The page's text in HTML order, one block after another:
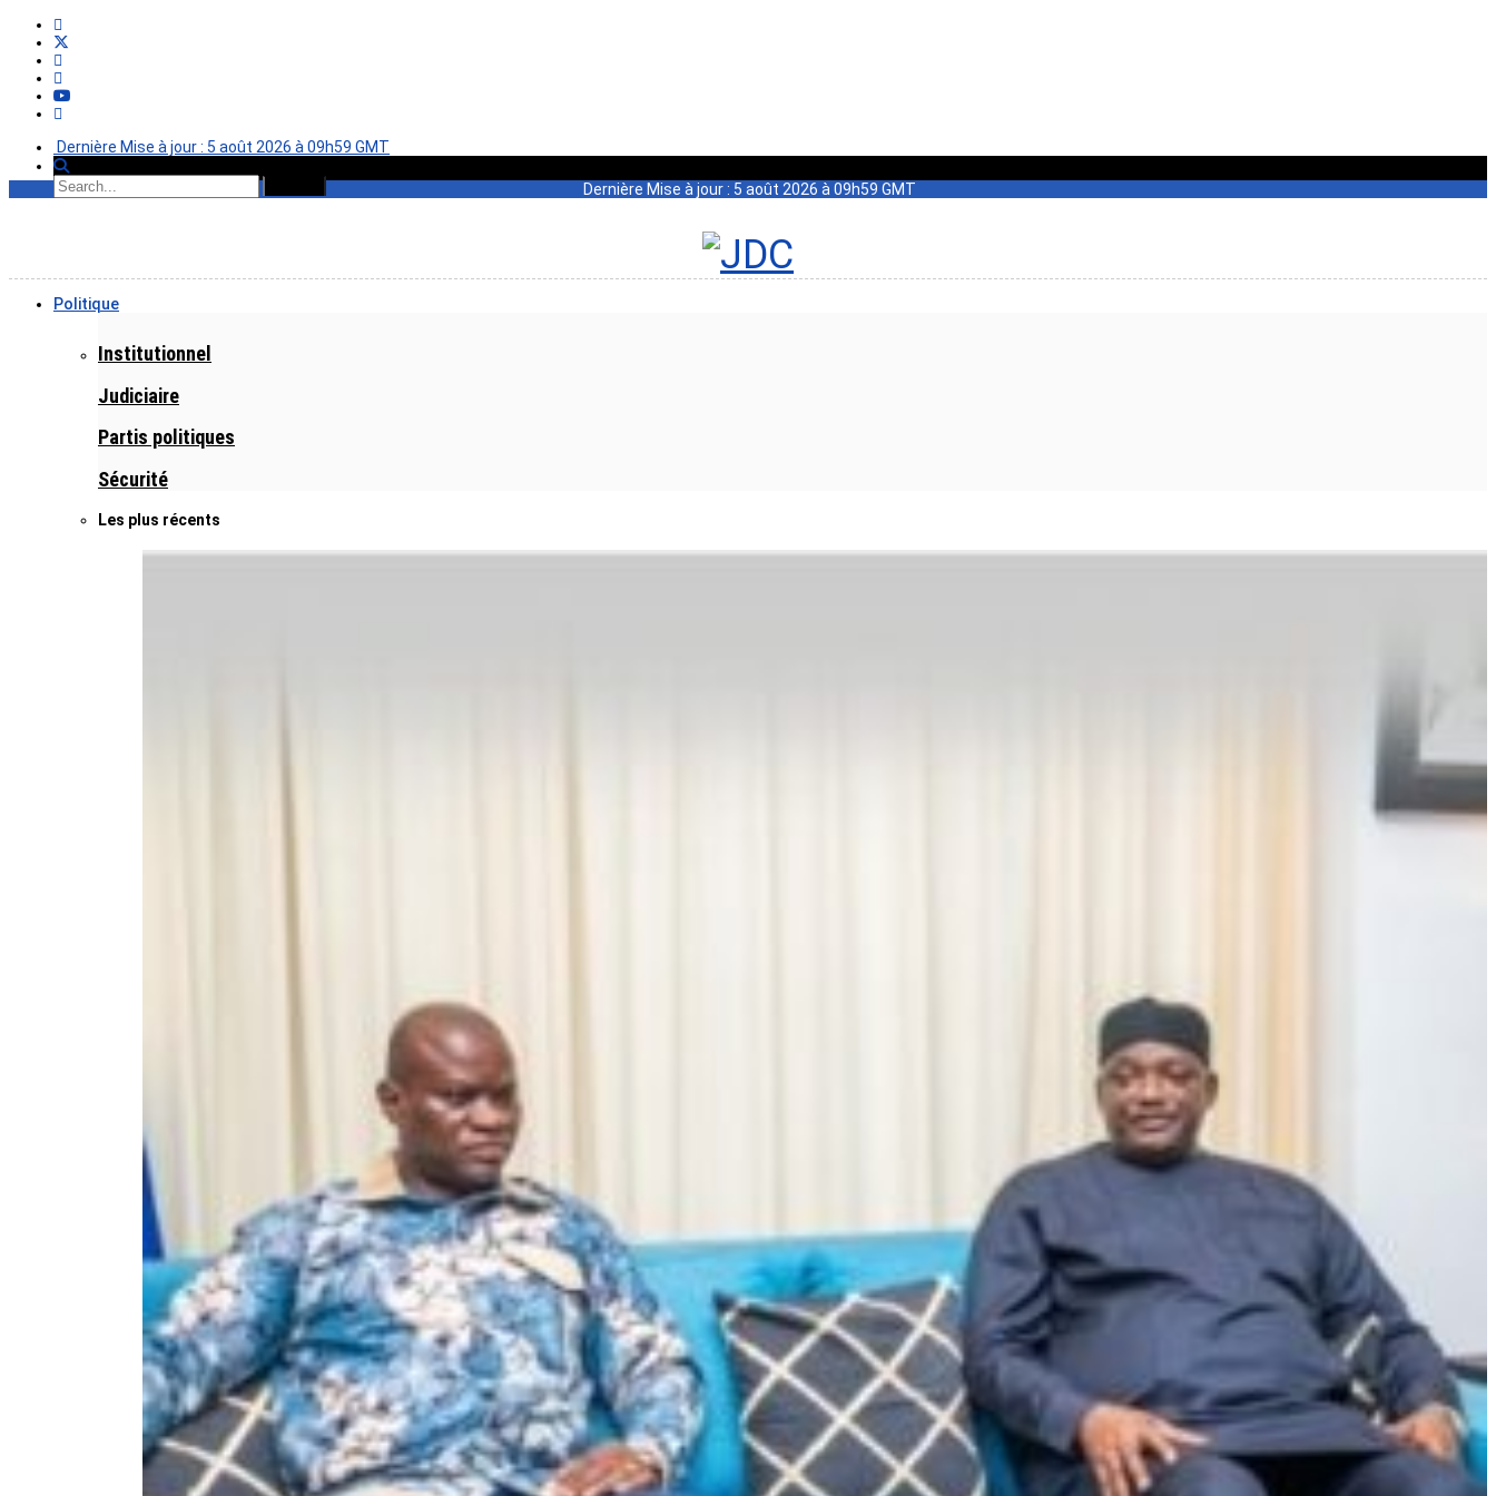
Dernière Mise à jour : 5 août 2026 à 09h59 GMT
Dernière Mise à jour : 5 août 2026 à 09h59 GMT
Politique
Institutionnel
Judiciaire
Partis politiques
Sécurité
Les plus récents